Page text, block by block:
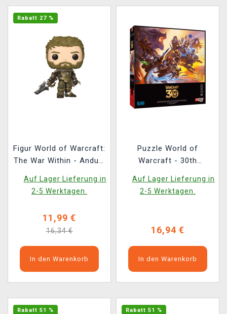
Rabatt 27 %
Figur World of Warcraft:
The War Within - Anduin
1099)
Auf Lager Lieferung in
2-5 Werktagen.
11,99 €
16,34 €
In den Warenkorb
Puzzle World of
Warcraft - 30th
Loot)
Auf Lager Lieferung in
2-5 Werktagen.
16,94 €
In den Warenkorb
Rabatt 51 % Rabatt 51 %